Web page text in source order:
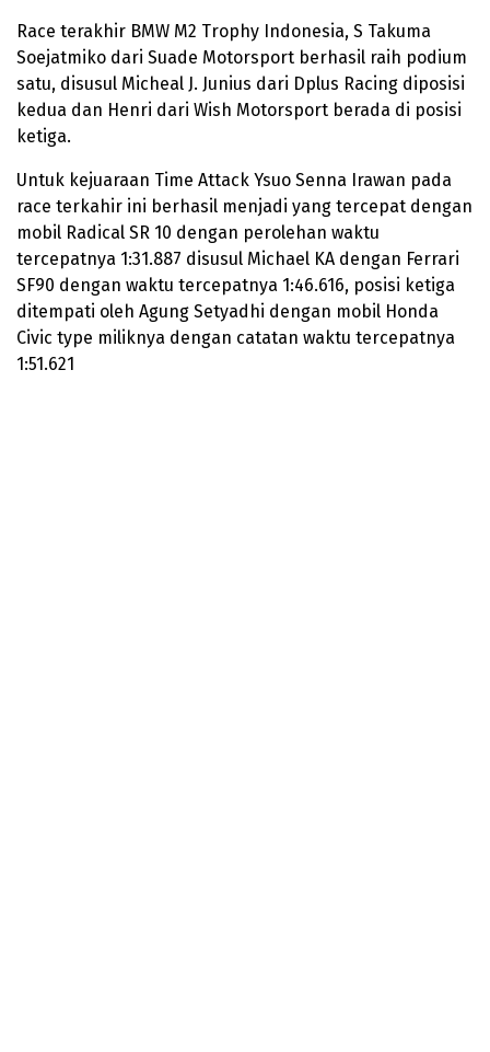
Race terakhir BMW M2 Trophy Indonesia, S Takuma
Soejatmiko dari Suade Motorsport berhasil raih podium
satu, disusul Micheal J. Junius dari Dplus Racing diposisi
kedua dan Henri dari Wish Motorsport berada di posisi
ketiga.
Untuk kejuaraan Time Attack Ysuo Senna Irawan pada
race terkahir ini berhasil menjadi yang tercepat dengan
mobil Radical SR 10 dengan perolehan waktu
tercepatnya 1:31.887 disusul Michael KA dengan Ferrari
SF90 dengan waktu tercepatnya 1:46.616, posisi ketiga
ditempati oleh Agung Setyadhi dengan mobil Honda
Civic type miliknya dengan catatan waktu tercepatnya
1:51.621